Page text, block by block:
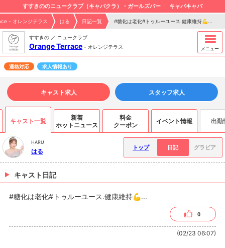
すすきののニュークラブ（キャバクラ）・ガールズバー キャバキャバ
- オレンジテラス はる 日記一覧 #糖化は老化#トゥルーユース.健康維持💪...
すすきの ／ ニュークラブ
Orange Terrace - オレンジテラス メニュー
適格対応 求人情報あり
キャスト求人 スタッフ求人
キャスト一覧
新着
ホットニュース
料金
クーポン
イベント情報 出勤
HARU
はる トップ 日記 グラビア
キャスト日記
#糖化は老化#トゥルーユース.健康維持💪...
0
(02/23 06:07)